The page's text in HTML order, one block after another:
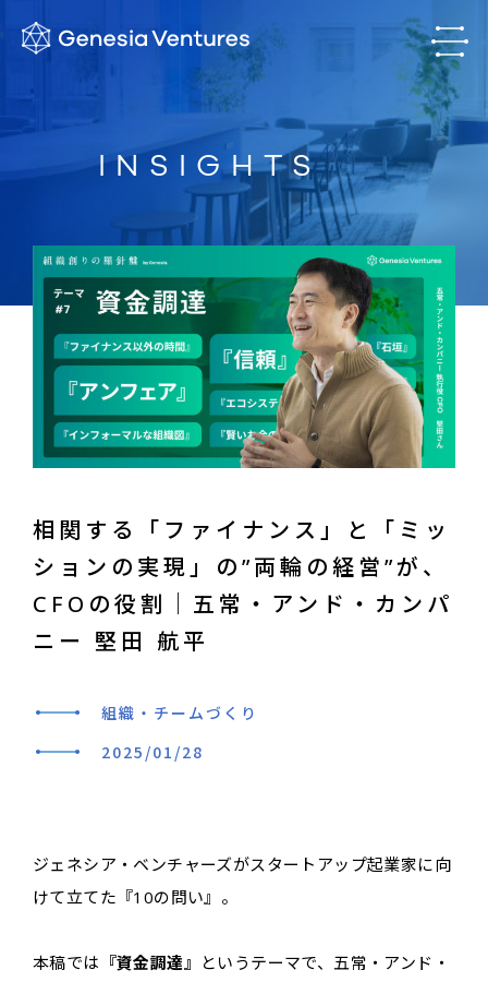
INSIGHTS
相関する「ファイナンス」と「ミッ
ションの実現」の”両輪の経営”が、
CFOの役割｜五常・アンド・カンパ
ニー 堅田 航平
組織・チームづくり
2025/01/28
ジェネシア・ベンチャーズがスタートアップ起業家に向
けて立てた『10の問い』。
本稿では 『資金調達』 というテーマで、五常・アンド・